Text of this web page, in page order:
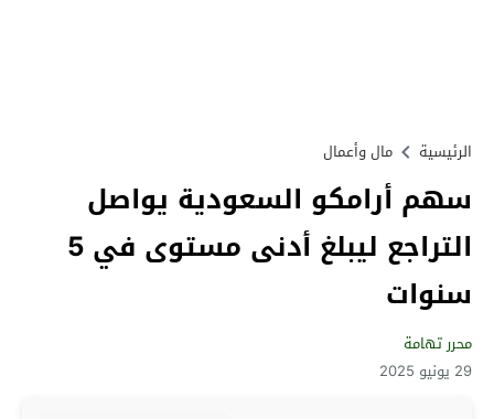
الرئيسية مال وأعمال
سهم أرامكو السعودية يواصل
التراجع ليبلغ أدنى مستوى في 5
سنوات
محرر تهامة
29 يونيو 2025